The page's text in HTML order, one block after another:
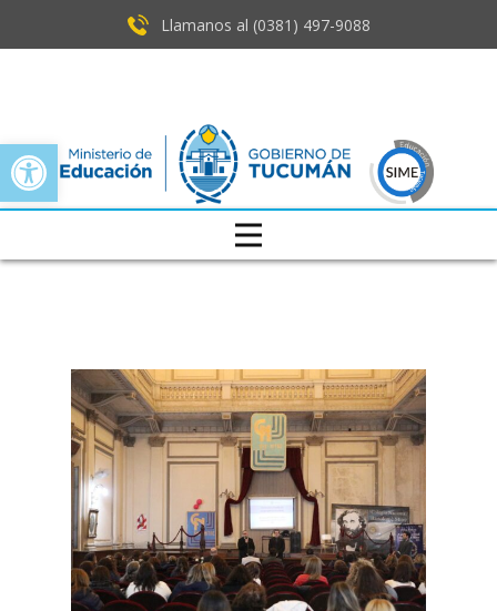
Open toolbar
Llamanos al (0381) ​497-9088